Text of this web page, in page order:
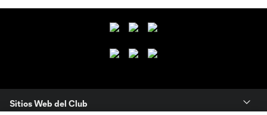
Sitios Web del Club